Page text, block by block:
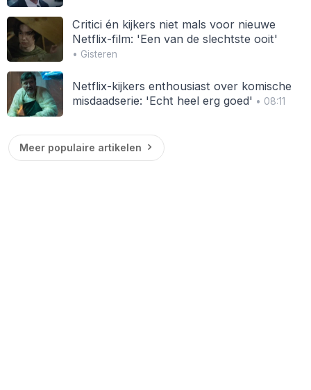
Critici én kijkers niet mals voor nieuwe
Netflix-film: 'Een van de slechtste ooit'
• Gisteren
Netflix-kijkers enthousiast over komische
misdaadserie: 'Echt heel erg goed' • 08:11
Meer populaire artikelen